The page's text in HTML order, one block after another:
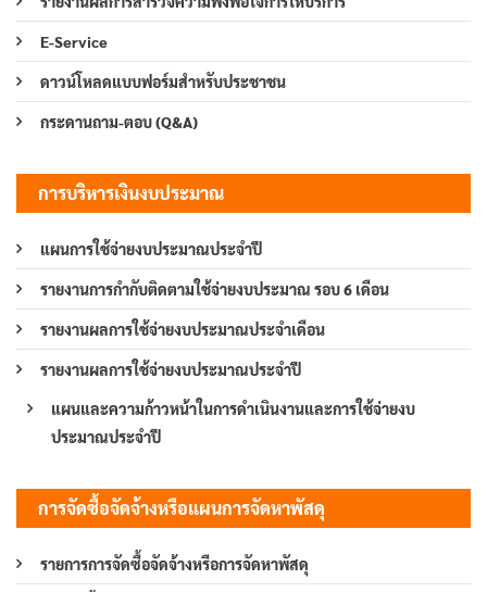
E-Service
ดาวน์โหลดแบบฟอร์มสำหรับประชาชน
กระดานถาม-ตอบ (Q&A)
การบริหารเงินงบประมาณ
แผนการใช้จ่ายงบประมาณประจำปี
รายงานการกำกับติดตามใช้จ่ายงบประมาณ รอบ 6 เดือน
รายงานผลการใช้จ่ายงบประมาณประจำเดือน
รายงานผลการใช้จ่ายงบประมาณประจำปี
แผนและความก้าวหน้าในการดำเนินงานและการใช้จ่ายงบ
ประมาณประจำปี
การจัดซื้อจัดจ้างหรือแผนการจัดหาพัสดุ
รายการการจัดซื้อจัดจ้างหรือการจัดหาพัสดุ